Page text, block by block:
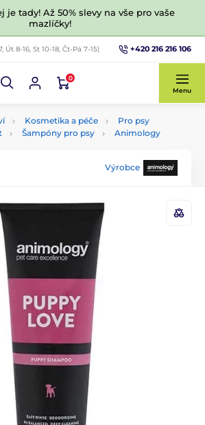
tady! Až 50% slevy na vše pro vaše
mazlíčky!
Út 8-16, St 10-18, Čt-Pá 7-15) +420 216 216 106
0
Menu
Kosmetika a péče
Pro psy
Šampóny pro psy Animology
Výrobce